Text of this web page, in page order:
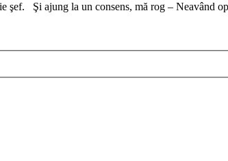
şef. Şi ajung la un consens, mă rog – Neavând